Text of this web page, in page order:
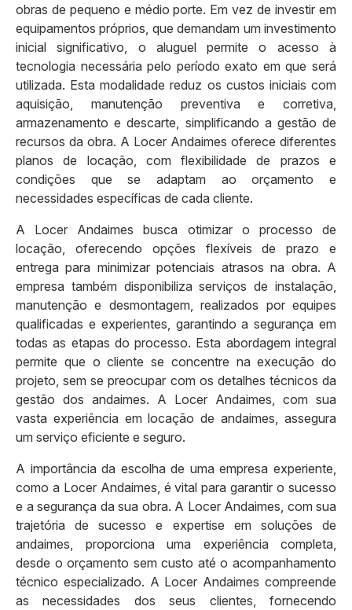
obras de pequeno e médio porte. Em vez de investir em
equipamentos próprios, que demandam um investimento
inicial significativo, o aluguel permite o acesso à
tecnologia necessária pelo período exato em que será
utilizada. Esta modalidade reduz os custos iniciais com
aquisição, manutenção preventiva e corretiva,
armazenamento e descarte, simplificando a gestão de
recursos da obra. A Locer Andaimes oferece diferentes
planos de locação, com flexibilidade de prazos e
condições que se adaptam ao orçamento e
necessidades específicas de cada cliente.
A Locer Andaimes busca otimizar o processo de
locação, oferecendo opções flexíveis de prazo e
entrega para minimizar potenciais atrasos na obra. A
empresa também disponibiliza serviços de instalação,
manutenção e desmontagem, realizados por equipes
qualificadas e experientes, garantindo a segurança em
todas as etapas do processo. Esta abordagem integral
permite que o cliente se concentre na execução do
projeto, sem se preocupar com os detalhes técnicos da
gestão dos andaimes. A Locer Andaimes, com sua
vasta experiência em locação de andaimes, assegura
um serviço eficiente e seguro.
A importância da escolha de uma empresa experiente,
como a Locer Andaimes, é vital para garantir o sucesso
e a segurança da sua obra. A Locer Andaimes, com sua
trajetória de sucesso e expertise em soluções de
andaimes, proporciona uma experiência completa,
desde o orçamento sem custo até o acompanhamento
técnico especializado. A Locer Andaimes compreende
as necessidades dos seus clientes, fornecendo